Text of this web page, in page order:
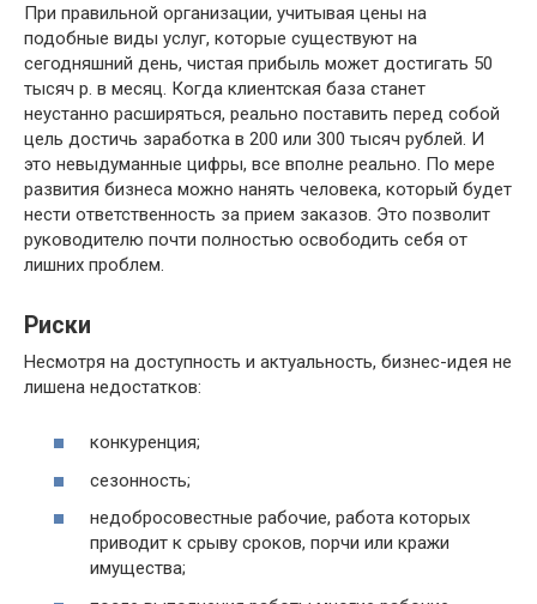
При правильной организации, учитывая цены на
подобные виды услуг, которые существуют на
сегодняшний день, чистая прибыль может достигать 50
тысяч р. в месяц. Когда клиентская база станет
неустанно расширяться, реально поставить перед собой
цель достичь заработка в 200 или 300 тысяч рублей. И
это невыдуманные цифры, все вполне реально. По мере
развития бизнеса можно нанять человека, который будет
нести ответственность за прием заказов. Это позволит
руководителю почти полностью освободить себя от
лишних проблем.
Риски
Несмотря на доступность и актуальность, бизнес-идея не
лишена недостатков:
конкуренция;
сезонность;
недобросовестные рабочие, работа которых
приводит к срыву сроков, порчи или кражи
имущества;